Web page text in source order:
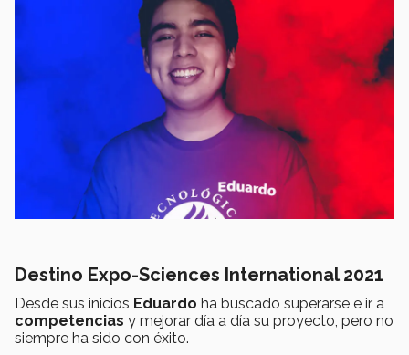
Destino Expo-Sciences International 2021
Desde sus inicios Eduardo ha buscado superarse e ir a
competencias y mejorar día a día su proyecto, pero no
siempre ha sido con éxito.